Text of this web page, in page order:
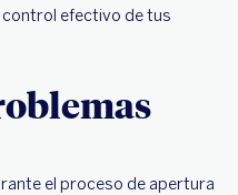
efectivo de tus
el proceso de apertura